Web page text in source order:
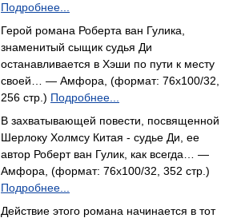
Подробнее...
Герой романа Роберта ван Гулика,
знаменитый сыщик судья Ди
останавливается в Хэши по пути к месту
своей… — Амфора, (формат: 76x100/32,
256 стр.) Подробнее...
В захватывающей повести, посвященной
Шерлоку Холмсу Китая - судье Ди, ее
автор Роберт ван Гулик, как всегда… —
Амфора, (формат: 76x100/32, 352 стр.)
Подробнее...
Действие этого романа начинается в тот